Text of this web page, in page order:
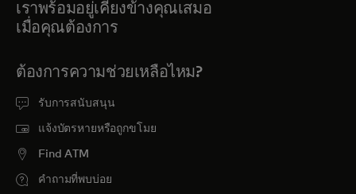
เราพร้อมอยู่เคียงข้างคุณเสมอ
เมื่อคุณต้องการ
ต้องการความช่วยเหลือไหม?
รับการสนับสนุน
แจ้งบัตรหายหรือถูกขโมย
Find ATM
คำถามที่พบบ่อย